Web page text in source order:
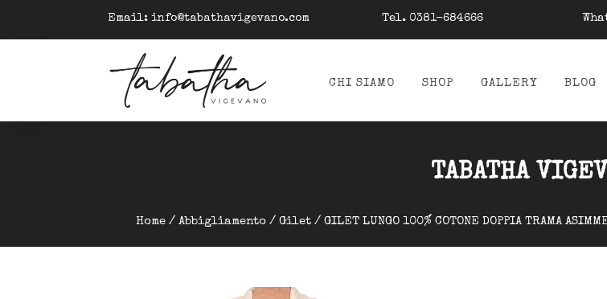
Email:info@tabathavigevano.com Tel. 0381-684666
CHI SIAMO SHOP GALLERY BLOG
TABATHA
Home/ Abbigliamento/ Gilet/ GILET LUNGO 100% COTONE DOPPIA TRAMA